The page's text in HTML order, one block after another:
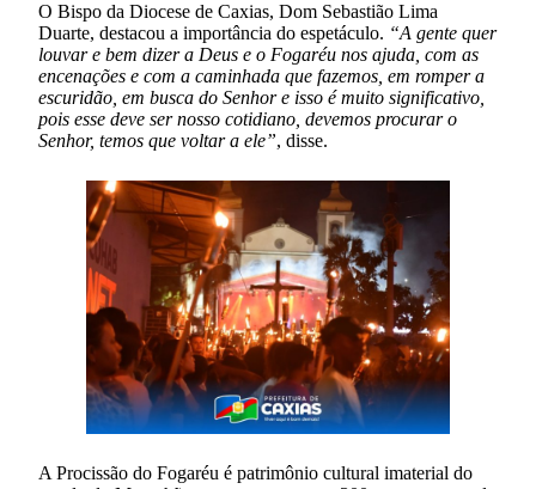
O Bispo da Diocese de Caxias, Dom Sebastião Lima
Duarte, destacou a importância do espetáculo. “A gente quer
louvar e bem dizer a Deus e o Fogaréu nos ajuda, com as
encenações e com a caminhada que fazemos, em romper a
escuridão, em busca do Senhor e isso é muito significativo,
pois esse deve ser nosso cotidiano, devemos procurar o
Senhor, temos que voltar a ele”, disse.
A Procissão do Fogaréu é patrimônio cultural imaterial do